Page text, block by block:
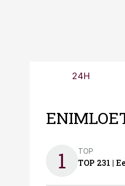
24H
1 TOP
TOP 231 |